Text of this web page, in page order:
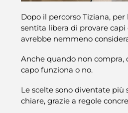
Dopo il percorso Tiziana,
sentita libera di provare
avrebbe nemmeno
Anche quando non compra,
capo funziona o no.
Le scelte sono diventate più
chiare, grazie a regole